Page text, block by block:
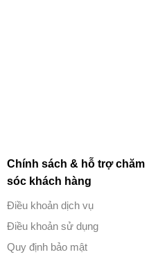
Chính sách & hỗ trợ chăm
sóc khách hàng
Điều khoản dịch vụ
Điều khoản sử dụng
Quy định bảo mật